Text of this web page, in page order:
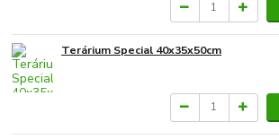
Terárium Special 40x35x50cm